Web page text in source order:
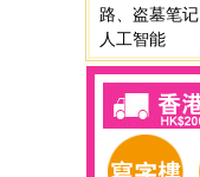
路
盗墓笔记
人工智能